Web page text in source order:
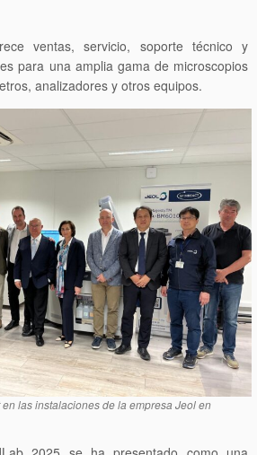
ventas, servicio, soporte técnico y
para una amplia gama de microscopios
analizadores y otros equipos.
las instalaciones de la empresa Jeol en